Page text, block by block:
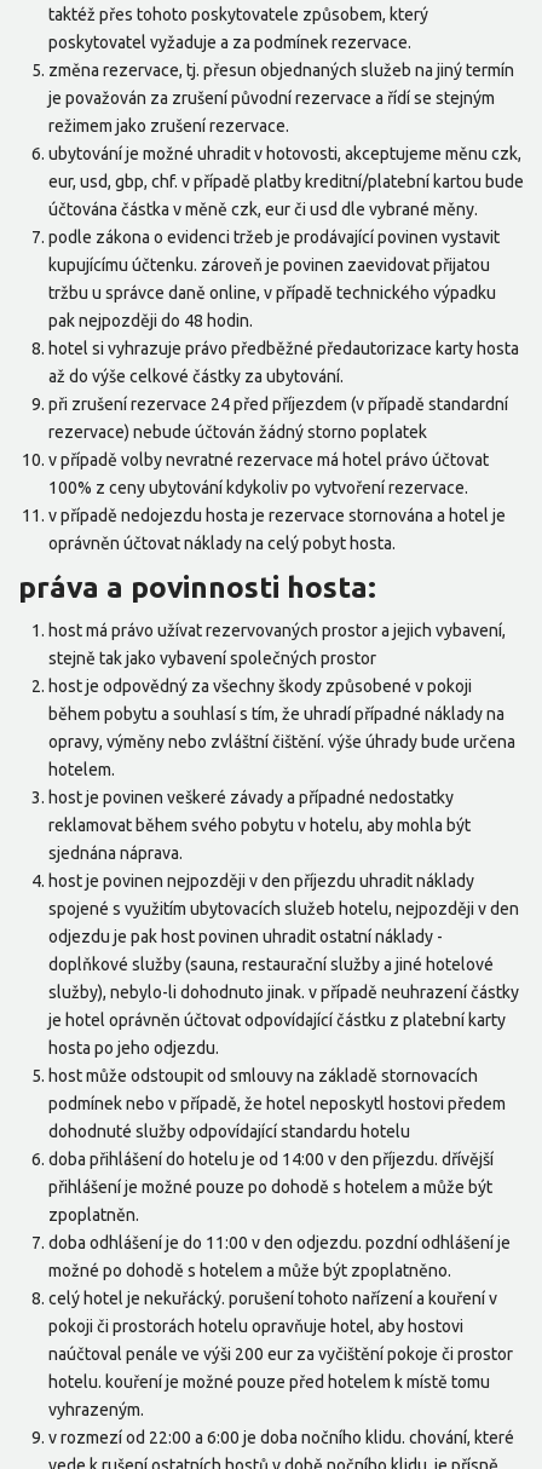
taktéž přes tohoto poskytovatele způsobem, který
poskytovatel vyžaduje a za podmínek rezervace.
změna rezervace, tj. přesun objednaných služeb na jiný termín
je považován za zrušení původní rezervace a řídí se stejným
režimem jako zrušení rezervace.
ubytování je možné uhradit v hotovosti, akceptujeme měnu czk,
eur, usd, gbp, chf. v případě platby kreditní/platební kartou bude
účtována částka v měně czk, eur či usd dle vybrané měny.
podle zákona o evidenci tržeb je prodávající povinen vystavit
kupujícímu účtenku. zároveň je povinen zaevidovat přijatou
tržbu u správce daně online, v případě technického výpadku
pak nejpozději do 48 hodin.
hotel si vyhrazuje právo předběžné předautorizace karty hosta
až do výše celkové částky za ubytování.
při zrušení rezervace 24 před příjezdem (v případě standardní
rezervace) nebude účtován žádný storno poplatek
v případě volby nevratné rezervace má hotel právo účtovat
100% z ceny ubytování kdykoliv po vytvoření rezervace.
v případě nedojezdu hosta je rezervace stornována a hotel je
oprávněn účtovat náklady na celý pobyt hosta.
práva a povinnosti hosta:
host má právo užívat rezervovaných prostor a jejich vybavení,
stejně tak jako vybavení společných prostor
host je odpovědný za všechny škody způsobené v pokoji
během pobytu a souhlasí s tím, že uhradí případné náklady na
opravy, výměny nebo zvláštní čištění. výše úhrady bude určena
hotelem.
host je povinen veškeré závady a případné nedostatky
reklamovat během svého pobytu v hotelu, aby mohla být
sjednána náprava.
host je povinen nejpozději v den příjezdu uhradit náklady
spojené s využitím ubytovacích služeb hotelu, nejpozději v den
odjezdu je pak host povinen uhradit ostatní náklady -
doplňkové služby (sauna, restaurační služby a jiné hotelové
služby), nebylo-li dohodnuto jinak. v případě neuhrazení částky
je hotel oprávněn účtovat odpovídající částku z platební karty
hosta po jeho odjezdu.
host může odstoupit od smlouvy na základě stornovacích
podmínek nebo v případě, že hotel neposkytl hostovi předem
dohodnuté služby odpovídající standardu hotelu
doba přihlášení do hotelu je od 14:00 v den příjezdu. dřívější
přihlášení je možné pouze po dohodě s hotelem a může být
zpoplatněn.
doba odhlášení je do 11:00 v den odjezdu. pozdní odhlášení je
možné po dohodě s hotelem a může být zpoplatněno.
celý hotel je nekuřácký. porušení tohoto nařízení a kouření v
pokoji či prostorách hotelu opravňuje hotel, aby hostovi
naúčtoval penále ve výši 200 eur za vyčištění pokoje či prostor
hotelu. kouření je možné pouze před hotelem k místě tomu
vyhrazeným.
v rozmezí od 22:00 a 6:00 je doba nočního klidu. chování, které